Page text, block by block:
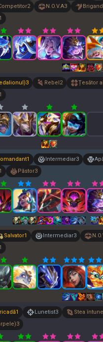
2 N.O.V.A3 Brigand
1
3 Rebel2 Țesător
1
1 Intermediar3
1 Păstor3
Salvator1 Intermediar3
1
1 Lunetist3 Stea
3